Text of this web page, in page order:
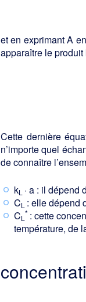
et en exprimant A
apparaître le produit
Cette dernière
n’importe quel
de connaître
kL · a : il
CL : elle dépend
CL
* : cette
température, de